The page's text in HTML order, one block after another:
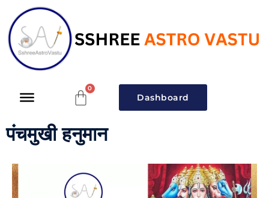
Dashboard
पंचमुखी हनुमान